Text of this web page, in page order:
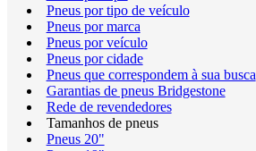
Pneus por tipo de veículo
Pneus por marca
Pneus por veículo
Pneus por cidade
Pneus que correspondem à sua busca
Garantias de pneus Bridgestone
Rede de revendedores
Tamanhos de pneus
Pneus 20"